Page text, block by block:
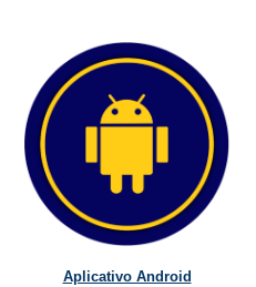
Aplicativo Android